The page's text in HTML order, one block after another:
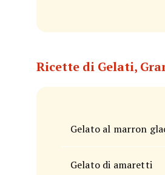
Ricette di Gelati,
Gelato al marron
Gelato di amaretti